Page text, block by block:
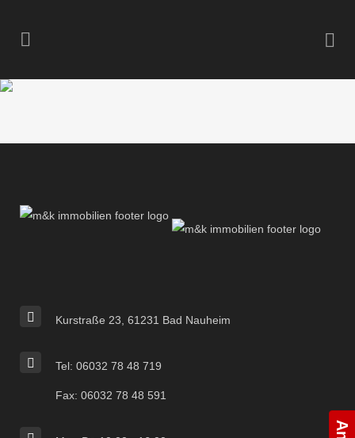
Kurstraße 23, 61231 Bad Nauheim
Tel: 06032 78 48 719
Fax: 06032 78 48 591